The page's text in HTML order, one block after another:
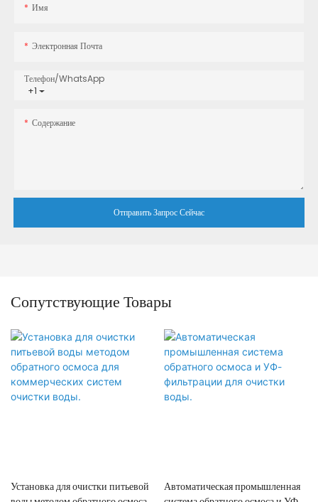
Имя
Электронная Почта
+1
Телефон/WhatsApp
Содержание
Отправить Запрос Сейчас
Сопутствующие Товары
Установка для очистки питьевой
Автоматическая промышленная